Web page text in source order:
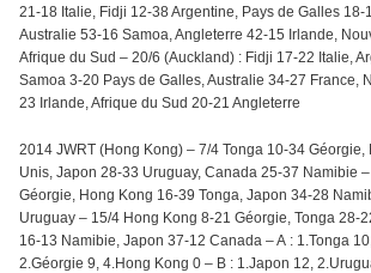
21-18 Italie, Fidji 12-38 Argentine, Pays de Galles
Australie 53-16 Samoa, Angleterre 42-15 Irlande,
Afrique du Sud – 20/6 (Auckland) : Fidji 17-22 Italie,
Samoa 3-20 Pays de Galles, Australie 34-27 France,
23 Irlande, Afrique du Sud 20-21 Angleterre
2014 JWRT (Hong Kong) – 7/4 Tonga 10-34
Unis, Japon 28-33 Uruguay, Canada 25-37 Namibie
Géorgie, Hong Kong 16-39 Tonga, Japon 34-28
Uruguay – 15/4 Hong Kong 8-21 Géorgie, Tonga 28-
16-13 Namibie, Japon 37-12 Canada – A : 1.Tonga
2.Géorgie 9, 4.Hong Kong 0 – B : 1.Japon 12,